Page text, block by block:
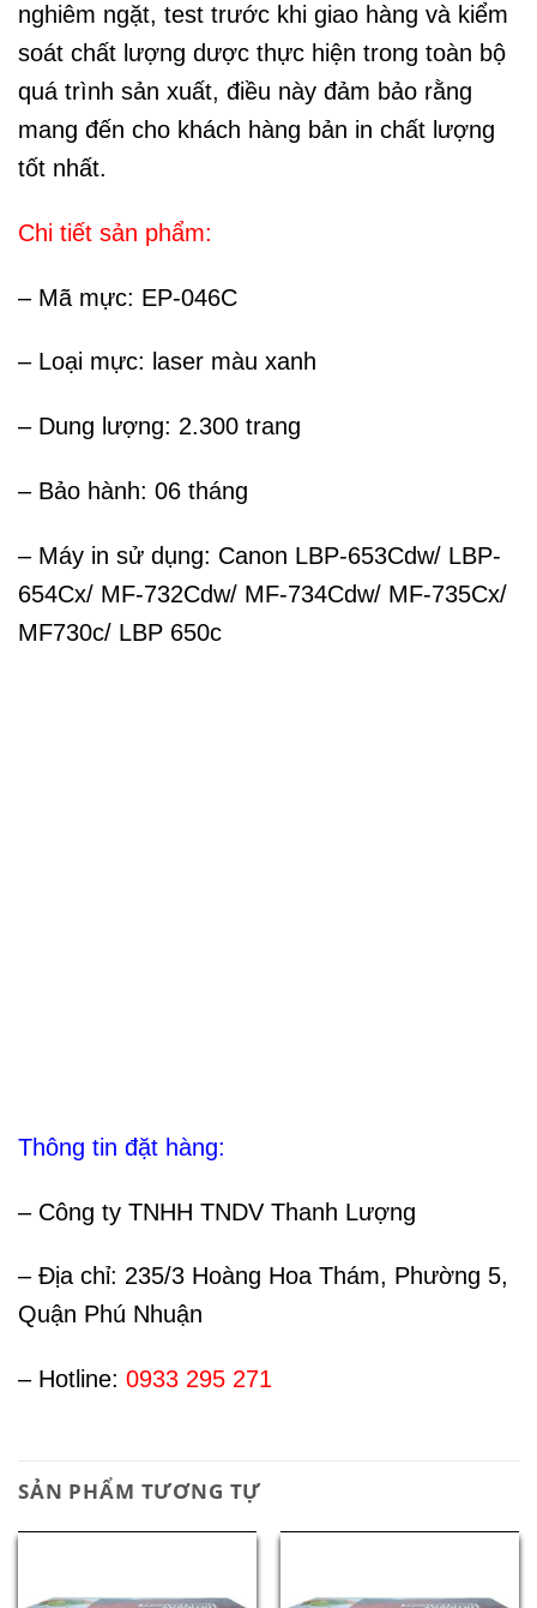
nghiêm ngặt, test trước khi giao hàng và kiểm
soát chất lượng dược thực hiện trong toàn bộ
quá trình sản xuất, điều này đảm bảo rằng
mang đến cho khách hàng bản in chất lượng
tốt nhất.
Chi tiết sản phẩm:
– Mã mực: EP-046C
– Loại mực: laser màu xanh
– Dung lượng: 2.300 trang
– Bảo hành: 06 tháng
– Máy in sử dụng: Canon LBP-653Cdw/ LBP-
654Cx/ MF-732Cdw/ MF-734Cdw/ MF-735Cx/
MF730c/ LBP 650c
Thông tin đặt hàng:
– Công ty TNHH TNDV Thanh Lượng
– Địa chỉ: 235/3 Hoàng Hoa Thám, Phường 5,
Quận Phú Nhuận
– Hotline: 0933 295 271
SẢN PHẨM TƯƠNG TỰ